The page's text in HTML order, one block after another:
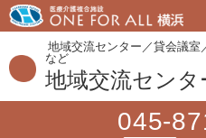
地域交流センター／貸会議室
など
地域交流セン
045-